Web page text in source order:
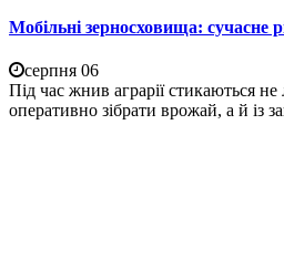
Мобільні зерносховища: сучасне
серпня 06
Під час жнив аграрії стикаються
оперативно зібрати врожай, а й із